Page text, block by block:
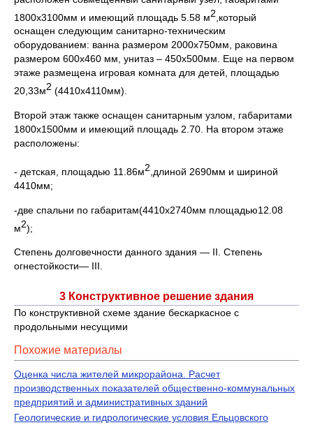
1800х3100мм и имеющий площадь 5.58 м2 ,который
оснащен следующим санитарно-техническим
оборудованием: ванна размером 2000х750мм, раковина
размером 600х460 мм, унитаз – 450х500мм. Еще на первом
этаже размещена игровая комната для детей, площадью
20,33м2 (4410х4110мм).
Второй этаж также оснащен санитарным узлом, габаритами
1800х1500мм и имеющий площадь 2.70. На втором этаже
расположены:
- детская, площадью 11.86м2 ,длиной 2690мм и шириной
4410мм;
-две спальни по габаритам(4410х2740мм площадью12.08
м2);
Степень долговечности данного здания — II. Степень
огнестойкости— III.
3 Конструктивное решение здания
По конструктивной схеме здание бескаркасное с
продольными несущими
Похожие материалы
Оценка числа жителей микрорайона. Расчет
производственных показателей общественно-коммунальных
предприятий и административных зданий
Геологические и гидрологические условия Ельцовского